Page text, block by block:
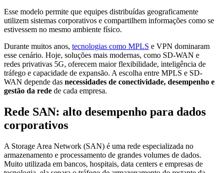
Esse modelo permite que equipes distribuídas geograficamente
utilizem sistemas corporativos e compartilhem informações como se
estivessem no mesmo ambiente físico.
Durante muitos anos, tecnologias como MPLS e VPN dominaram
esse cenário. Hoje, soluções mais modernas, como SD-WAN e
redes privativas 5G, oferecem maior flexibilidade, inteligência de
tráfego e capacidade de expansão. A escolha entre MPLS e SD-
WAN depende das necessidades de conectividade, desempenho e
gestão da rede de cada empresa.
Rede SAN: alto desempenho para dados
corporativos
A Storage Area Network (SAN) é uma rede especializada no
armazenamento e processamento de grandes volumes de dados.
Muito utilizada em bancos, hospitais, data centers e empresas de